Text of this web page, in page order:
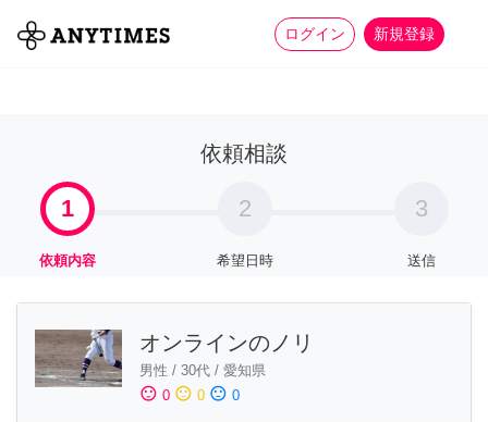
ログイン 新規登録
全て 家事 more_horiz
依頼相談
1
依頼内容
2
希望日時
3
送信
オンラインのノリ
男性 / 30代 / 愛知県
sentiment_satisfied 0 sentiment_neutral 0 sentiment_dissatisfied 0